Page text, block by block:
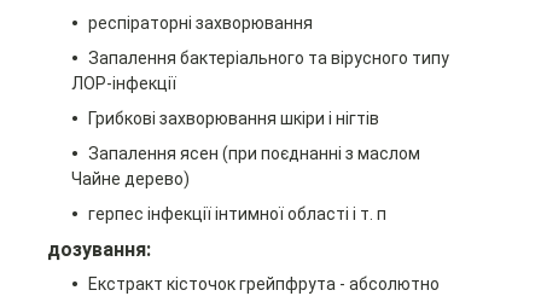
респіраторні захворювання
Запалення бактеріального та вірусного типу
ЛОР-інфекції
Грибкові захворювання шкіри і нігтів
Запалення ясен (при поєднанні з маслом
Чайне дерево)
герпес інфекції інтимної області і т. п
дозування:
Екстракт кісточок грейпфрута - абсолютно